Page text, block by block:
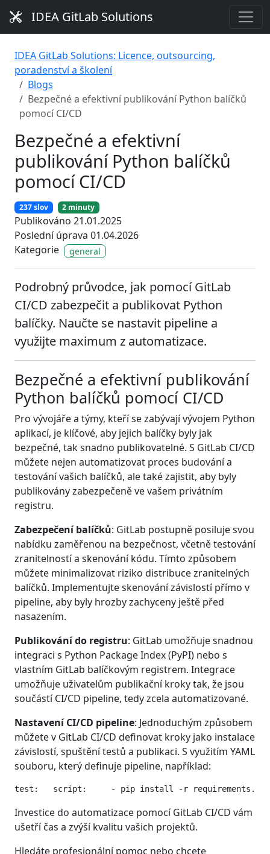
IDEA GitLab Solutions
IDEA GitLab Solutions: Licence, outsourcing,
poradenství a školení
Blogs
Bezpečné a efektivní publikování Python balíčků
pomocí CI/CD
Bezpečné a efektivní
publikování Python balíčků
pomocí CI/CD
237 slov 2 minuty
Publikováno 21.01.2025
Poslední úprava 01.04.2026
Kategorie
general
Podrobný průvodce, jak pomocí GitLab
CI/CD zabezpečit a publikovat Python
balíčky. Naučte se nastavit pipeline a
využijte maximum z automatizace.
Bezpečné a efektivní publikování
Python balíčků pomocí CI/CD
Pro vývojáře a týmy, kteří se zabývají vývojem Python
aplikací, je klíčové, aby jejich balíčky byly jak
bezpečné, tak snadno publikovatelné. S GitLab CI/CD
můžete nejen automatizovat proces budování a
testování vašich balíčků, ale také zajistit, aby byly
publikovány zabezpečeně ve vašem privátním
registru.
Zabezpečení balíčků: GitLab postupně posiluje svou
nabídku zaměřenou na bezpečnost, včetně testování
zranitelností a skenování kódu. Tímto způsobem
můžete minimalizovat riziko distribuce zranitelných
balíčků. Implementujte skenování závislostí přímo v
pipeline, aby byly hrozby zachyceny ještě před
nasazením.
Publikování do registru: GitLab umožňuje snadnou
integraci s Python Package Index (PyPI) nebo s
vlastním GitLab balíčkovým registrem. Integrace
umožňuje uživatelům publikační kroky tak, že jsou
součástí CI/CD pipeline, tedy zcela automatizované.
Nastavení CI/CD pipeline: Jednoduchým způsobem
můžete v GitLab CI/CD definovat kroky jako instalace
závislostí, spuštění testů a publikaci. S využitím YAML
souboru, který definuje pipeline, například:
Investice do automatizace pomocí GitLab CI/CD vám
ušetří čas a zvýší kvalitu vašich projektů.
Hledáte profesionální pomoc nebo chcete